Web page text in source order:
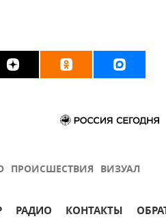
ПРОИСШЕСТВИЯ ВИЗУАЛ
РАДИО КОНТАКТЫ